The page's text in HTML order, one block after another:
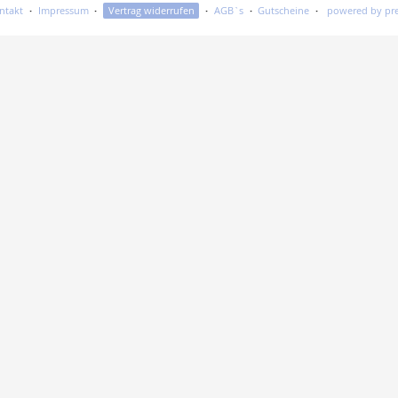
Impressum Vertrag widerrufen AGB`s Gutscheine powered by